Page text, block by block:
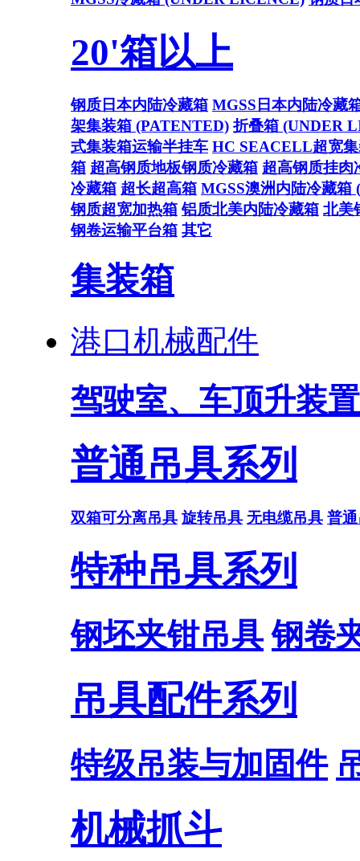
20'箱以上
钢质日本内陆冷藏箱 MGSS日本内陆冷藏
架集装箱 (PATENTED) 折叠箱 (UNDER
式集装箱运输半挂车 HC SEACELL超宽
箱 超高钢质地板钢质冷藏箱 超高钢质挂肉
冷藏箱 超长超高箱 MGSS澳洲内陆冷藏
钢质超宽加热箱 铝质北美内陆冷藏箱 北美
钢卷运输平台箱 其它
集装箱
港口机械配件
驾驶室、车顶升装置
普通吊具系列
双箱可分离吊具 旋转吊具 无电缆吊具 普
特种吊具系列
钢坯夹钳吊具 钢卷
吊具配件系列
特级吊装与加固件
机械抓斗